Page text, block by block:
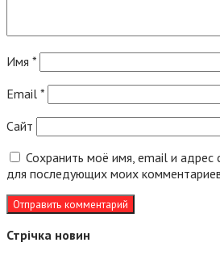
Имя *
Email *
Сайт
Сохранить моё имя, email и адрес
для последующих моих
Стрічка новин